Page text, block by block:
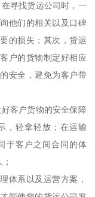
寻找货运公司时，一
他们的相关以及口碑
的损失；其次，货运
户的货物制定好相应
安全，避免为客户带
客户货物的安全保障
，轻拿轻放；在运输
于客户之间合同的体
体系以及运营方案，